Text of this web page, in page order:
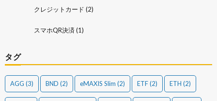
クレジットカード (2)
スマホQR決済 (1)
タグ
AGG (3) BND (2) eMAXIS Slim (2) ETF(2) ETH (2)